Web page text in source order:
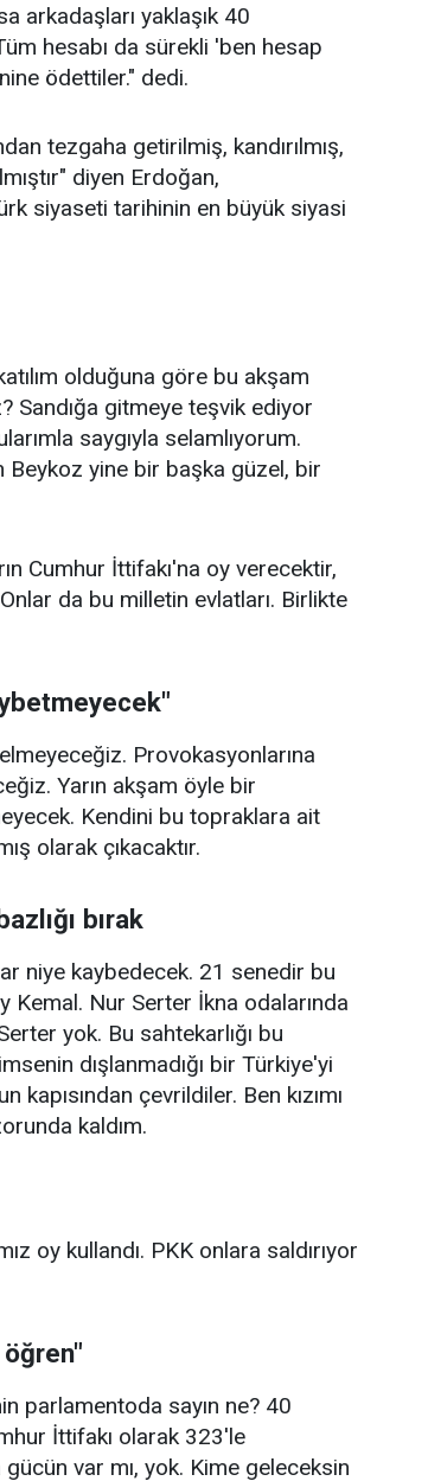
arkadaşları yaklaşık 40
hesabı da sürekli 'ben hesap
ödettiler." dedi.
tezgaha getirilmiş, kandırılmış,
diyen Erdoğan,
siyaseti tarihinin en büyük siyasi
olduğuna göre bu akşam
Sandığa gitmeye teşvik ediyor
saygıyla selamlıyorum.
Beykoz yine bir başka güzel, bir
Cumhur İttifakı'na oy verecektir,
da bu milletin evlatları. Birlikte
Provokasyonlarına
Yarın akşam öyle bir
Kendini bu topraklara ait
olarak çıkacaktır.
bırak
niye kaybedecek. 21 senedir bu
Kemal. Nur Serter İkna odalarında
yok. Bu sahtekarlığı bu
dışlanmadığı bir Türkiye'yi
kapısından çevrildiler. Ben kızımı
kaldım.
oy kullandı. PKK onlara saldırıyor
parlamentoda sayın ne? 40
İttifakı olarak 323'le
var mı, yok. Kime geleceksin